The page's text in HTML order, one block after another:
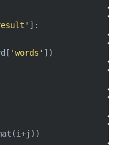
]:
'words' ])